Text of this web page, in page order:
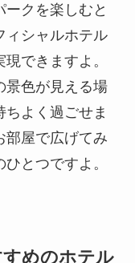
クを楽しむと
ィシャルホテル
できますよ。
景色が見える場
よく過ごせま
部屋で広げてみ
とつですよ。
めのホテル